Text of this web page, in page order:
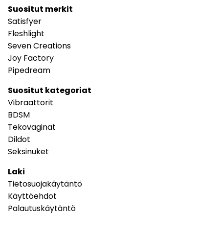
Suositut merkit
Satisfyer
Fleshlight
Seven Creations
Joy Factory
Pipedream
Suositut kategoriat
Vibraattorit
BDSM
Tekovaginat
Dildot
Seksinuket
Laki
Tietosuojakäytäntö
Käyttöehdot
Palautuskäytäntö